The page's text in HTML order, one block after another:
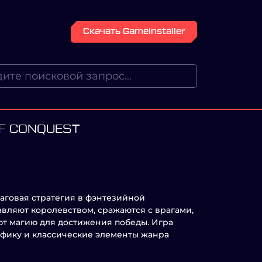
Скачать GameInstaller
CONQUEST
стратегия в фэнтезийной
королевством, сражаются с врагами,
магию для достижения победы. Игра
и классические элементы жанра